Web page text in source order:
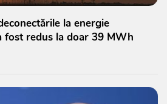
la energie
fost redus la doar 39 MWh